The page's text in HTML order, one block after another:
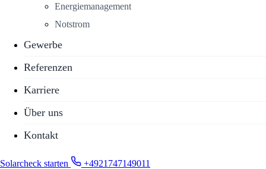
Energiemanagement
Notstrom
Gewerbe
Referenzen
Karriere
Über uns
Kontakt
Solarcheck starten +4921747149011